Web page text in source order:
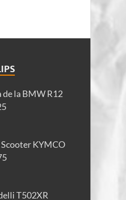
de la BMW R12
KYMCO
T502XR